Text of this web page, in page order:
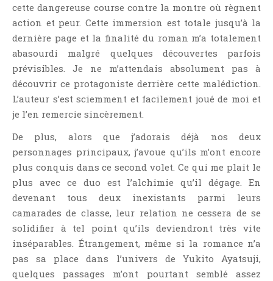
cette dangereuse course contre la montre où règnent
action et peur. Cette immersion est totale jusqu’à la
dernière page et la finalité du roman m’a totalement
abasourdi malgré quelques découvertes parfois
prévisibles. Je ne m’attendais absolument pas à
découvrir ce protagoniste derrière cette malédiction.
L’auteur s’est sciemment et facilement joué de moi et
je l’en remercie sincèrement.
De plus, alors que j’adorais déjà nos deux
personnages principaux, j’avoue qu’ils m’ont encore
plus conquis dans ce second volet. Ce qui me plait le
plus avec ce duo est l’alchimie qu’il dégage. En
devenant tous deux inexistants parmi leurs
camarades de classe, leur relation ne cessera de se
solidifier à tel point qu’ils deviendront très vite
inséparables. Étrangement, même si la romance n’a
pas sa place dans l’univers de Yukito Ayatsuji,
quelques passages m’ont pourtant semblé assez